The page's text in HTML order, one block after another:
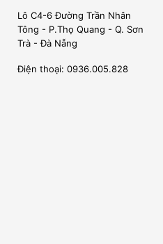
và móc trộn bột xoắn ốc.
trộn bột SP-
máy, không để máy gần
trộn, máy trộn đều chất
Lô C4-6 Đường Trần Nhân
Tông - P.Thọ Quang - Q. Sơn
Trà - Đà Nẵng
Điện thoại: 0936.005.828